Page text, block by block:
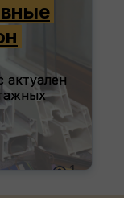
актуален
1